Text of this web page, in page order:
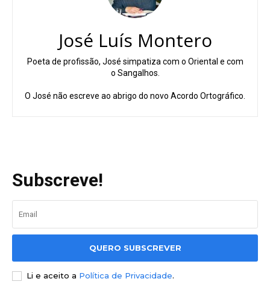
José Luís Montero
Poeta de profissão, José simpatiza com o Oriental e com
o Sangalhos.
O José não escreve ao abrigo do novo Acordo Ortográfico.
Subscreve!
QUERO SUBSCREVER
Li e aceito a Política de Privacidade.